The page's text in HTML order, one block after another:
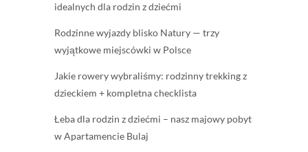
idealnych dla rodzin z dziećmi
Rodzinne wyjazdy blisko Natury — trzy
wyjątkowe miejscówki w Polsce
Jakie rowery wybraliśmy: rodzinny trekking z
dzieckiem + kompletna checklista
Łeba dla rodzin z dziećmi – nasz majowy pobyt
w Apartamencie Bulaj